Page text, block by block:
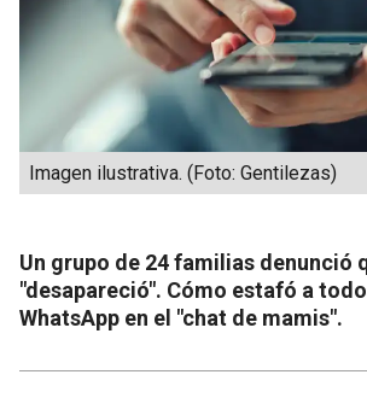
Imagen ilustrativa. (Foto: Gentilezas)
Un grupo de 24 familias denunció
"desapareció". Cómo estafó a
WhatsApp en el "chat de mamis".